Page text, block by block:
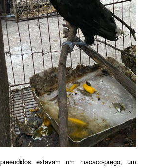
estavam um macaco-prego, um